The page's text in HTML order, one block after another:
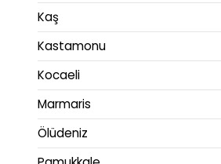
Kaş
Kastamonu
Kocaeli
Marmaris
Ölüdeniz